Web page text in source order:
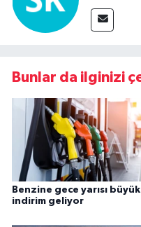
Bunlar da ilginizi
Benzine gece yarısı büyük
indirim geliyor